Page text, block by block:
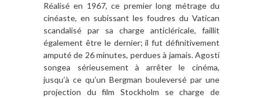
Réalisé en 1967, ce premier long métrage du
cinéaste, en subissant les foudres du Vatican
scandalisé par sa charge anticléricale, faillit
également être le dernier; il fut définitivement
amputé de 26 minutes, perdues à jamais. Agosti
songea sérieusement à arrêter le cinéma,
jusqu’à ce qu’un Bergman bouleversé par une
projection du film Stockholm se charge de